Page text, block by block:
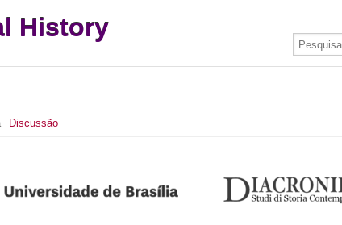
History
Discussão